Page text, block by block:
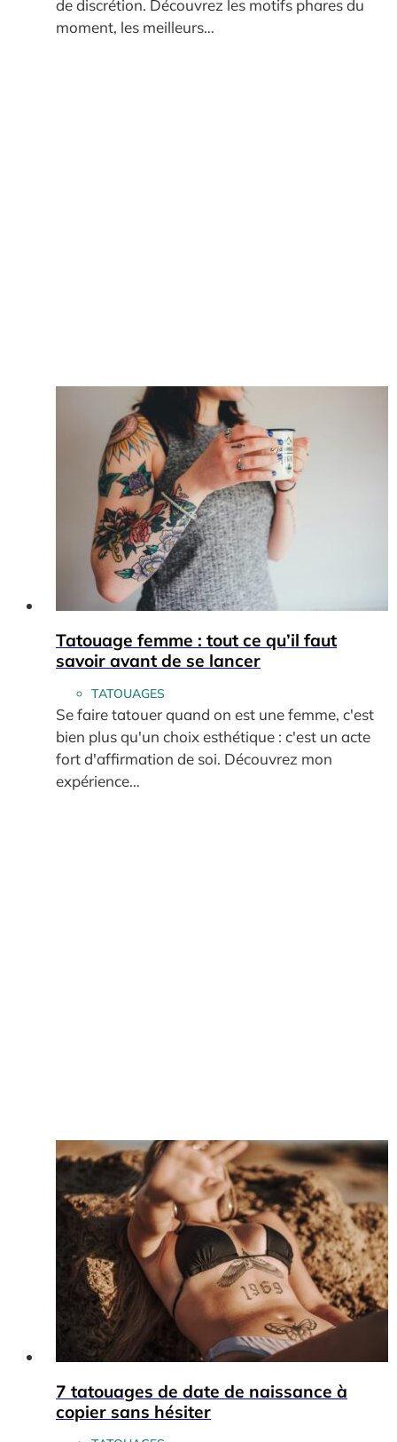
de discrétion. Découvrez les motifs phares du
moment, les meilleurs…
Tatouage femme : tout ce qu’il faut
savoir avant de se lancer
TATOUAGES
Se faire tatouer quand on est une femme, c'est
bien plus qu'un choix esthétique : c'est un acte
fort d'affirmation de soi. Découvrez mon
expérience…
7 tatouages de date de naissance à
copier sans hésiter